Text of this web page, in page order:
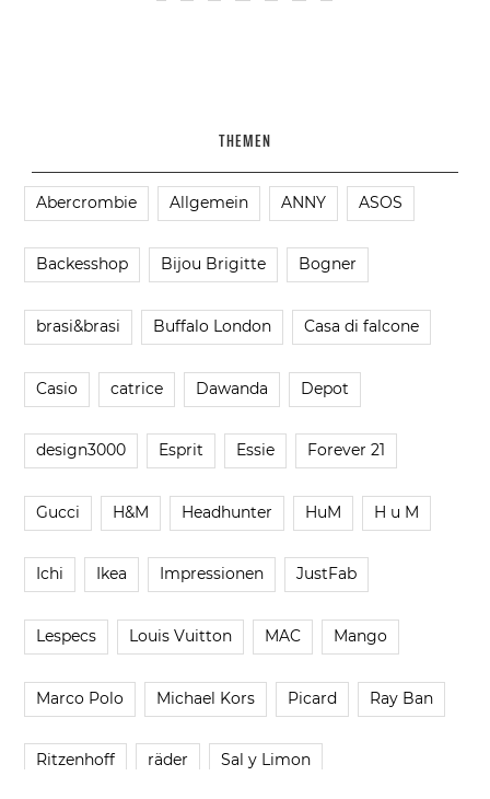
THEMEN
Abercrombie Allgemein ANNY ASOS
Backesshop Bijou Brigitte Bogner
brasi&brasi Buffalo London Casa di falcone
Casio catrice Dawanda Depot
design3000 Esprit Essie Forever 21
Gucci H&M Headhunter HuM H u M
Ichi Ikea Impressionen JustFab
Lespecs Louis Vuitton MAC Mango
Marco Polo Michael Kors Picard Ray Ban
Ritzenhoff räder Sal y Limon